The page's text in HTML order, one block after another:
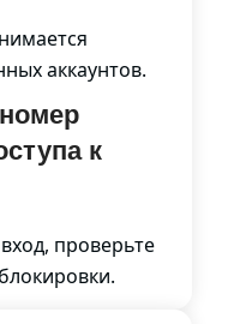
аккаунтов.
к
проверьте